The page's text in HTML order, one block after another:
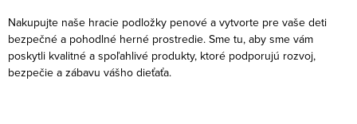
Nakupujte naše hracie podložky penové a vytvorte pre vaše deti
bezpečné a pohodlné herné prostredie. Sme tu, aby sme vám
poskytli kvalitné a spoľahlivé produkty, ktoré podporujú rozvoj,
bezpečie a zábavu vášho dieťaťa.